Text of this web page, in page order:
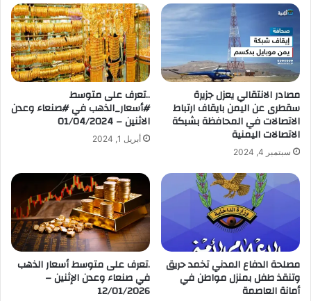
ا
ك
ر
و
ن
مصادر الانتقالي يعزل جزيرة
سقطرى عن اليمن بايقاف ارتباط
الاتصالات في المحافظة بشبكة
الاتصالات اليمنية
سبتمبر 4, 2024
..تعرف على متوسط
#أسعار_الذهب في #صنعاء وعدن
الاثنين – 01/04/2024
أبريل 1, 2024
مصلحة الدفاع المدني تخمد حريق
وتنقذ طفل بمنزل مواطن في
أمانة العاصمة
.تعرف على متوسط أسعار الذهب
في صنعاء وعدن الإثنين –
12/01/2026